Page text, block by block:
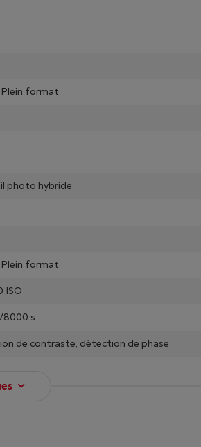
Plein format
photo hybride
Plein format
ISO
8000 s
de contraste, détection de phase